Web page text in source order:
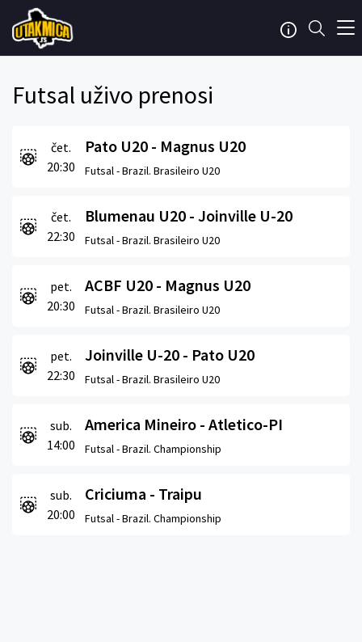
Futsal uživo prenosi
čet.
20:30
Pato U20 - Magnus U20
Futsal -Brazil. Brasileiro U20
čet.
22:30
Blumenau U20 - Joinville U-20
Futsal -Brazil. Brasileiro U20
pet.
20:30
ACBF U20 - Magnus U20
Futsal -Brazil. Brasileiro U20
pet.
22:30
Joinville U-20 - Pato U20
Futsal -Brazil. Brasileiro U20
sub.
14:00
America Mineiro - Atletico-PI
Futsal -Brazil. Championship
sub.
20:00
Criciuma - Traipu
Futsal -Brazil. Championship